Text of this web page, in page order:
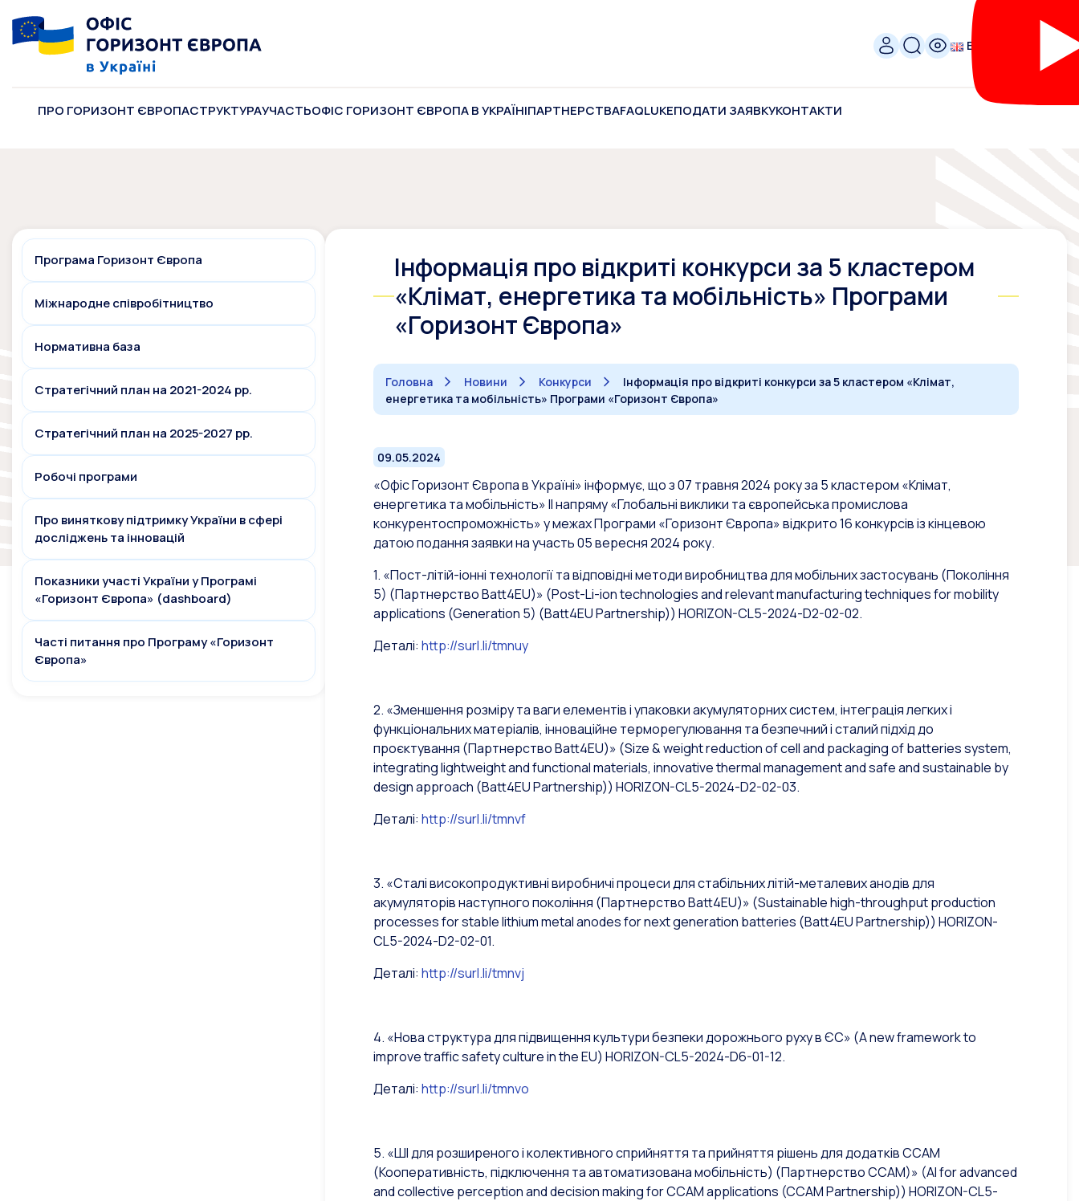
ENG
ПРО ГОРИЗОНТ ЄВРОПАСТРУКТУРАУЧАСТЬОФІС ГОРИЗОНТ ЄВРОПА В УКРАЇНІПАРТНЕРСТВАFAQLUKEПОДАТИ ЗАЯВКУКОНТАКТИ
Програма Горизонт Європа
Міжнародне співробітництво
Нормативна база
Стратегічний план на 2021-2024 рр.
Стратегічний план на 2025-2027 рр.
Робочі програми
Про виняткову підтримку України в сфері
досліджень та інновацій
Показники участі України у Програмі
«Горизонт Європа» (dashboard)
Часті питання про Програму «Горизонт
Європа»
Інформація про відкриті конкурси за 5 кластером
«Клімат, енергетика та мобільність» Програми
«Горизонт Європа»
Головна Новини Конкурси
Інформація про відкриті конкурси за 5 кластером «Клімат,
енергетика та мобільність» Програми «Горизонт Європа»
09.05.2024
«Офіс Горизонт Європа в Україні» інформує, що з 07 травня 2024 року за 5 кластером «Клімат,
енергетика та мобільність» ІІ напряму «Глобальні виклики та європейська промислова
конкурентоспроможність» у межах Програми «Горизонт Європа» відкрито 16 конкурсів із кінцевою
датою подання заявки на участь 05 вересня 2024 року.
1. «Пост-літій-іонні технології та відповідні методи виробництва для мобільних застосувань (Покоління
5) (Партнерство Batt4EU)» (Post-Li-ion technologies and relevant manufacturing techniques for mobility
applications (Generation 5) (Batt4EU Partnership)) HORIZON-CL5-2024-D2-02-02.
Деталі: http://surl.li/tmnuy
2. «Зменшення розміру та ваги елементів і упаковки акумуляторних систем, інтеграція легких і
функціональних матеріалів, інноваційне терморегулювання та безпечний і сталий підхід до
проєктування (Партнерство Batt4EU)» (Size & weight reduction of cell and packaging of batteries system,
integrating lightweight and functional materials, innovative thermal management and safe and sustainable by
design approach (Batt4EU Partnership)) HORIZON-CL5-2024-D2-02-03.
Деталі: http://surl.li/tmnvf
3. «Сталі високопродуктивні виробничі процеси для стабільних літій-металевих анодів для
акумуляторів наступного покоління (Партнерство Batt4EU)» (Sustainable high-throughput production
processes for stable lithium metal anodes for next generation batteries (Batt4EU Partnership)) HORIZON-
CL5-2024-D2-02-01.
Деталі: http://surl.li/tmnvj
4. «Нова структура для підвищення культури безпеки дорожнього руху в ЄС» (A new framework to
improve traffic safety culture in the EU) HORIZON-CL5-2024-D6-01-12.
Деталі: http://surl.li/tmnvo
5. «ШІ для розширеного і колективного сприйняття та прийняття рішень для додатків CCAM
(Кооперативність, підключення та автоматизована мобільність) (Партнерство CCAM)» (AI for advanced
and collective perception and decision making for CCAM applications (CCAM Partnership)) HORIZON-CL5-